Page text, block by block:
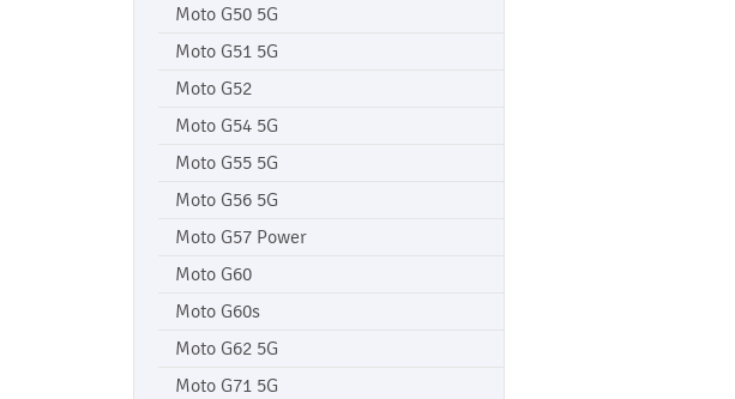
Moto G50 5G
Moto G51 5G
Moto G52
Moto G54 5G
Moto G55 5G
Moto G56 5G
Moto G57 Power
Moto G60
Moto G60s
Moto G62 5G
Moto G71 5G